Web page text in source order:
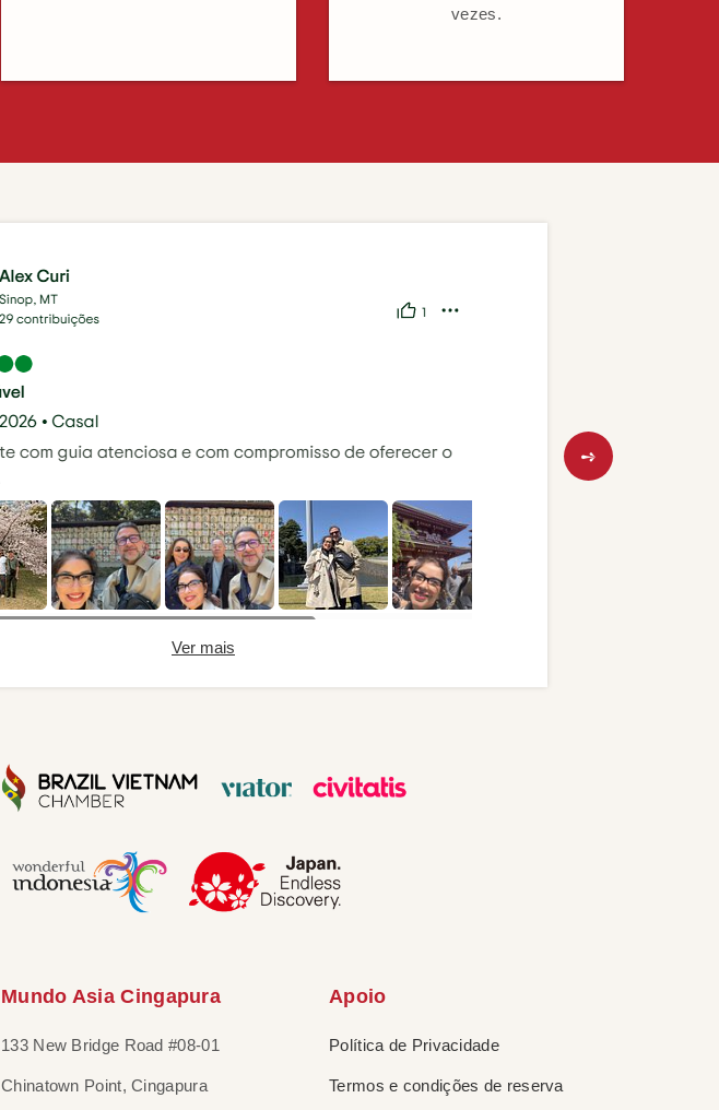
vezes.
Ver mais
Mundo Asia Cingapura
133 New Bridge Road #08-01
Chinatown Point, Cingapura
Apoio
Política de Privacidade
Termos e condições de reserva